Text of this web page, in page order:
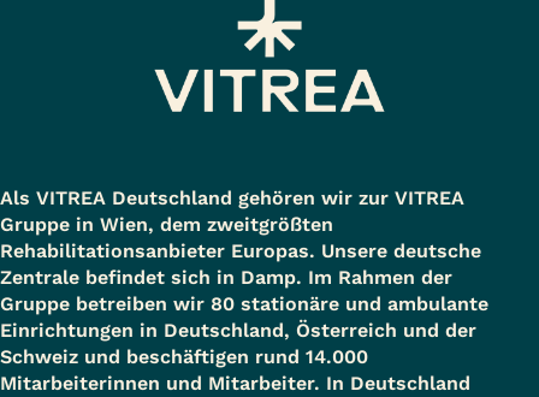
Als VITREA Deutschland gehören wir zur VITREA
Gruppe in Wien, dem zweitgrößten
Rehabilitationsanbieter Europas. Unsere deutsche
Zentrale befindet sich in Damp. Im Rahmen der
Gruppe betreiben wir 80 stationäre und ambulante
Einrichtungen in Deutschland, Österreich und der
Schweiz und beschäftigen rund 14.000
Mitarbeiterinnen und Mitarbeiter. In Deutschland